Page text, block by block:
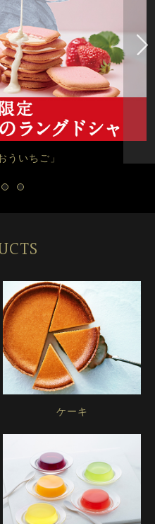
ういちご」
ケーキ